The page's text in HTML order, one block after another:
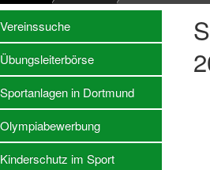
Vereinssuche
Übungsleiterbörse
Sportanlagen in Dortmund
Olympiabewerbung
Kinderschutz im Sport